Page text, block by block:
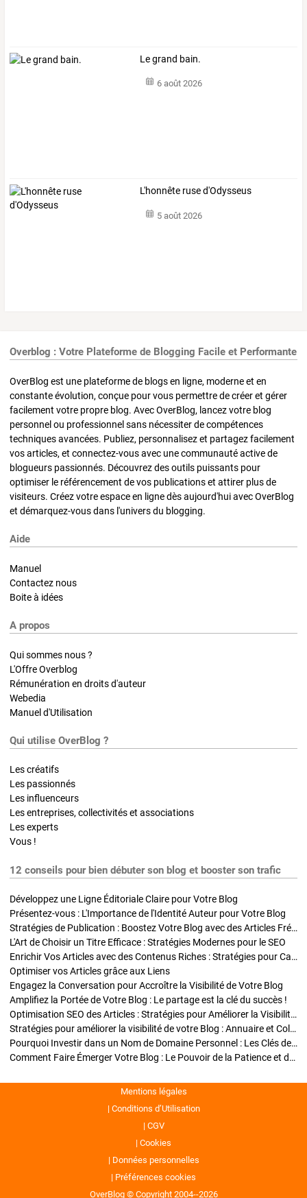
Le grand bain.
6 août 2026
L'honnête ruse d'Odysseus
5 août 2026
Overblog : Votre Plateforme de Blogging Facile et Performante
OverBlog est une plateforme de blogs en ligne, moderne et en
constante évolution, conçue pour vous permettre de créer et gérer
facilement votre propre blog. Avec OverBlog, lancez votre blog
personnel ou professionnel sans nécessiter de compétences
techniques avancées. Publiez, personnalisez et partagez facilement
vos articles, et connectez-vous avec une communauté active de
blogueurs passionnés. Découvrez des outils puissants pour
optimiser le référencement de vos publications et attirer plus de
visiteurs. Créez votre espace en ligne dès aujourd'hui avec OverBlog
et démarquez-vous dans l'univers du blogging.
Aide
Manuel
Contactez nous
Boite à idées
A propos
Qui sommes nous ?
L'Offre Overblog
Rémunération en droits d'auteur
Webedia
Manuel d'Utilisation
Qui utilise OverBlog ?
Les créatifs
Les passionnés
Les influenceurs
Les entreprises, collectivités et associations
Les experts
Vous !
12 conseils pour bien débuter son blog et booster son trafic
Développez une Ligne Éditoriale Claire pour Votre Blog
Présentez-vous : L'Importance de l'Identité Auteur pour Votre Blog
Stratégies de Publication : Boostez Votre Blog avec des Articles Fréquents et Exclusifs
L'Art de Choisir un Titre Efficace : Stratégies Modernes pour le SEO
Enrichir Vos Articles avec des Contenus Riches : Stratégies pour Captiver et Optimiser
Optimiser vos Articles grâce aux Liens
Engagez la Conversation pour Accroître la Visibilité de Votre Blog
Amplifiez la Portée de Votre Blog : Le partage est la clé du succès !
Optimisation SEO des Articles : Stratégies pour Améliorer la Visibilité de Votre Blog
Stratégies pour améliorer la visibilité de votre Blog : Annuaire et Collaborations
Pourquoi Investir dans un Nom de Domaine Personnel : Les Clés de la Réussite de Votre Blog
Comment Faire Émerger Votre Blog : Le Pouvoir de la Patience et de la Persévérance
Mentions légales
Conditions d’Utilisation
CGV
Cookies
Données personnelles
Préférences cookies
OverBlog © Copyright 2004--2026